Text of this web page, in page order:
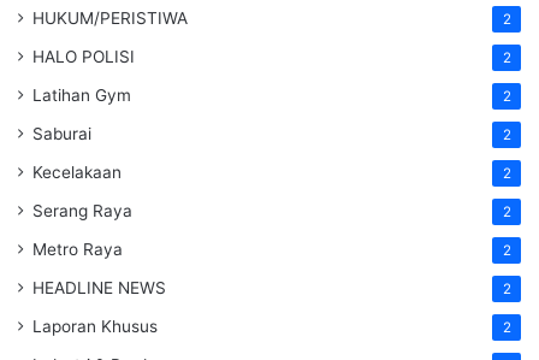
HUKUM/PERISTIWA 2
HALO POLISI 2
Latihan Gym 2
Saburai 2
Kecelakaan 2
Serang Raya 2
Metro Raya 2
HEADLINE NEWS 2
Laporan Khusus 2